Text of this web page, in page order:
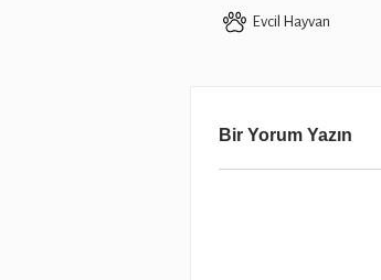
Evcil Hayvan
Bir Yorum Yazın